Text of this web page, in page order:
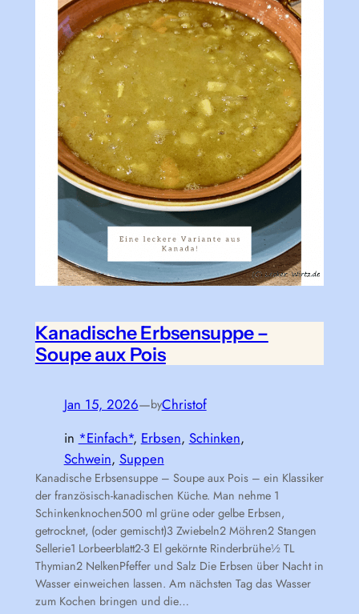
Kanadische Erbsensuppe –
Soupe aux Pois
Jan 15, 2026—byChristof
in *Einfach*, Erbsen, Schinken
Schwein, Suppen
Kanadische Erbsensuppe – Soupe aux Pois – ein Klassiker
der französisch-kanadischen Küche. Man nehme 1
Schinkenknochen500 ml grüne oder gelbe Erbsen,
getrocknet, (oder gemischt)3 Zwiebeln2 Möhren2 Stangen
Sellerie1 Lorbeerblatt2-3 El gekörnte Rinderbrühe½ TL
Thymian2 NelkenPfeffer und Salz Die Erbsen über Nacht in
Wasser einweichen lassen. Am nächsten Tag das Wasser
zum Kochen bringen und die…